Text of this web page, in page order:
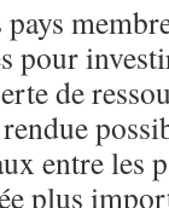
pour
de
entre les
plus